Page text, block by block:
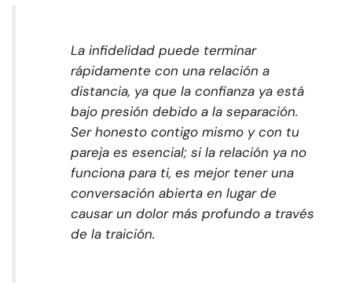
La infidelidad puede terminar
rápidamente con una relación a
distancia, ya que la confianza ya está
bajo presión debido a la separación.
Ser honesto contigo mismo y con tu
pareja es esencial; si la relación ya no
funciona para ti, es mejor tener una
conversación abierta en lugar de
causar un dolor más profundo a través
de la traición.